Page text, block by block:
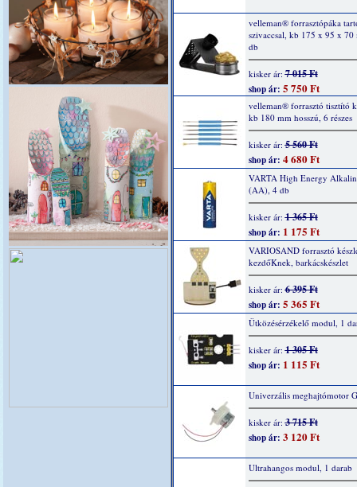
velleman® forrasztópáka
szivaccsal, kb 175 x 95 x 70
db
kisker ár:7 015 Ft
shop ár: 5 750 Ft
velleman® forrasztó tisztító
kb 180 mm hosszú, 6 részes
kisker ár:5 560 Ft
shop ár: 4 680 Ft
VARTA High Energy
(AA), 4 db
kisker ár:1 365 Ft
shop ár: 1 175 Ft
VARIOSAND forrasztó
kezdőKnek, barkácskészlet
kisker ár:6 395 Ft
shop ár: 5 365 Ft
Ütközésérzékelő modul, 1
kisker ár:1 305 Ft
shop ár: 1 115 Ft
Univerzális meghajtómotor
kisker ár:3 715 Ft
shop ár: 3 120 Ft
Ultrahangos modul, 1 darab